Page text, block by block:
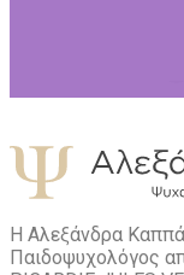
Η Αλεξάνδρα
Παιδοψυχολόγος